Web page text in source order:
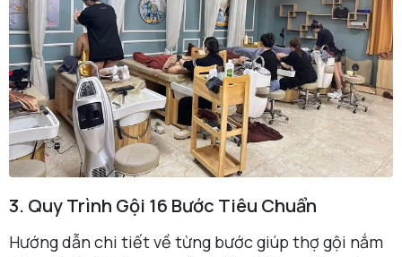
3. Quy Trình Gội 16 Bước Tiêu Chuẩn
Hướng dẫn chi tiết về từng bước giúp thợ gội nắm